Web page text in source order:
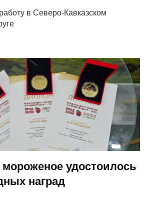
в Северо-Кавказском
мороженое удостоилось
наград